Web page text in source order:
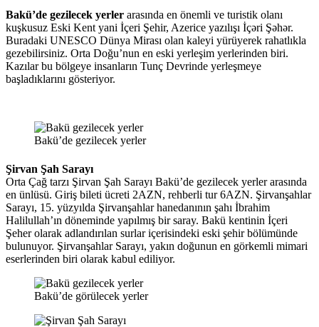
Bakü’de gezilecek yerler arasında en önemli ve turistik olanı
kuşkusuz Eski Kent yani İçeri Şehir, Azerice yazılışı İçəri Şəhər.
Buradaki UNESCO Dünya Mirası olan kaleyi yürüyerek rahatlıkla
gezebilirsiniz. Orta Doğu’nun en eski yerleşim yerlerinden biri.
Kazılar bu bölgeye insanların Tunç Devrinde yerleşmeye
başladıklarını gösteriyor.
Bakü’de gezilecek yerler
Şirvan Şah Sarayı
Orta Çağ tarzı Şirvan Şah Sarayı Bakü’de gezilecek yerler arasında
en ünlüsü. Giriş bileti ücreti 2AZN, rehberli tur 6AZN. Şirvanşahlar
Sarayı, 15. yüzyılda Şirvanşahlar hanedanının şahı İbrahim
Halilullah’ın döneminde yapılmış bir saray. Bakü kentinin İçeri
Şeher olarak adlandırılan surlar içerisindeki eski şehir bölümünde
bulunuyor. Şirvanşahlar Sarayı, yakın doğunun en görkemli mimari
eserlerinden biri olarak kabul ediliyor.
Bakü’de görülecek yerler